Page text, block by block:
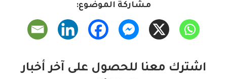
مشاركة الموضوع:
اشترك معنا للحصول على آخر أخبار